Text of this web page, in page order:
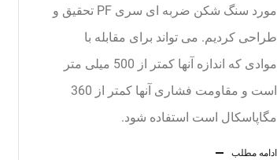
مورد سنگ شکن ضربه ای سری PF تحقیق و
طراحی کردیم. می تواند برای مقابله با
موادی که اندازه آنها کمتر از 500 میلی متر
است و مقاومت فشاری آنها کمتر از 360
مگاپاسکال است استفاده شود.
ادامه مطلب